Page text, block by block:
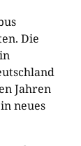
Die
Jahren
neues